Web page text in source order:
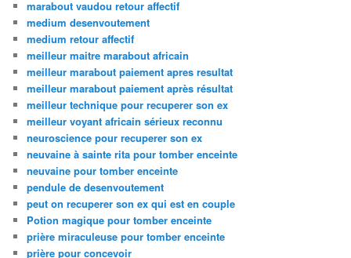
marabout vaudou retour affectif
medium desenvoutement
medium retour affectif
meilleur maitre marabout africain
meilleur marabout paiement apres resultat
meilleur marabout paiement après résultat
meilleur technique pour recuperer son ex
meilleur voyant africain sérieux reconnu
neuroscience pour recuperer son ex
neuvaine à sainte rita pour tomber enceinte
neuvaine pour tomber enceinte
pendule de desenvoutement
peut on recuperer son ex qui est en couple
Potion magique pour tomber enceinte
prière miraculeuse pour tomber enceinte
prière pour concevoir